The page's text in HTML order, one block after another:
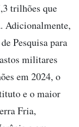
trilhões que
Adicionalmente,
Pesquisa para
militares
em 2024, o
e o maior
Fria,